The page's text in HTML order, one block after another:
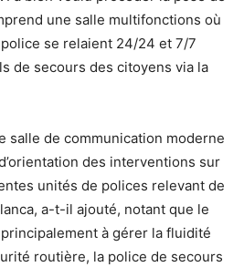
une salle multifonctions où
se relaient 24/24 et 7/7
de secours des citoyens via la
salle de communication moderne
des interventions sur
unités de polices relevant de
a-t-il ajouté, notant que le
à gérer la fluidité
routière, la police de secours